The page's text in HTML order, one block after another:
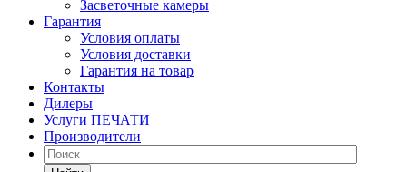
Засветочные камеры
Гарантия
Условия оплаты
Условия доставки
Гарантия на товар
Контакты
Дилеры
Услуги ПЕЧАТИ
Производители